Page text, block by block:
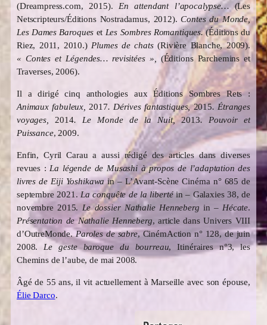
(Dreampress.com, 2015). En attendant l’apocalypse…(Les
Netscripteurs/Éditions Nostradamus, 2012).Contes du Monde,
Les Dames Baroques et Les Sombres Romantiques.(Éditions du
Riez, 2011, 2010.) Plumes de chats(Rivière Blanche, 2009).
« Contes et Légendes… revisitées », (Éditions Parchemins et
Traverses, 2006).
Il a dirigé cinq anthologies aux Éditions Sombres Rets :
Animaux fabuleux, 2017. Dérives fantastiques,2015. Étranges
voyages, 2014. Le Monde de la Nuit,2013. Pouvoir et
Puissance, 2009.
Enfin, Cyril Carau a aussi rédigé des articles dans diverses
revues : La légende de Musashi à propos de l’adaptation des
livres de Eiji Yoshikawa in – L’Avant-Scène Cinéma n° 685 de
septembre 2021. La conquête de la libertéin – Galaxies 38, de
novembre 2015. Le dossier Nathalie Henneberg in – Hécate.
Présentation de Nathalie Henneberg, article dans Univers VIII
d’OutreMonde. Paroles de sabre, CinémAction n° 128, de juin
2008. Le geste baroque du bourreau, Itinéraires n°3, les
Chemins de l’aube, de mai 2008.
Âgé de 55 ans, il vit actuellement à Marseille avec son épouse,
Élie Darco.